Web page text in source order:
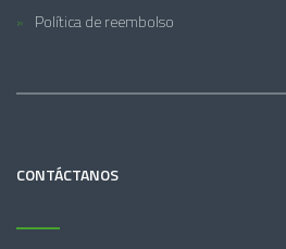
Política de reembolso
CONTÁCTANOS